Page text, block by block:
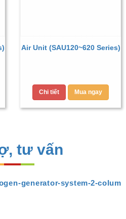
Air Unit (SAU120~620 Series)
Chi tiết Mua ngay
tư vấn